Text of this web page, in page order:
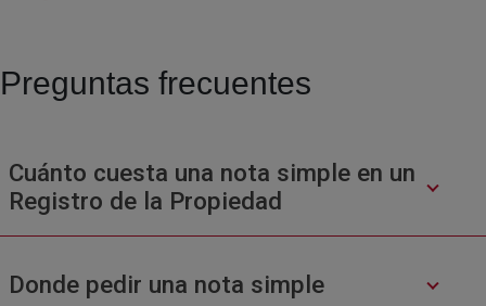
Preguntas frecuentes
Cuánto cuesta una nota simple en un
Registro de la Propiedad
Donde pedir una nota simple